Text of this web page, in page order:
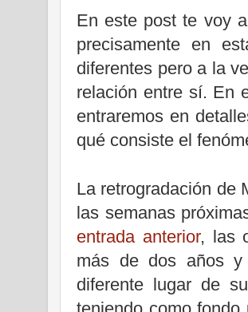
En este post te voy
precisamente en
diferentes pero a la
relación entre sí. En
entraremos en
qué consiste el
La retrogradación de
las semanas
entrada anterior, las
más de dos años
diferente lugar de